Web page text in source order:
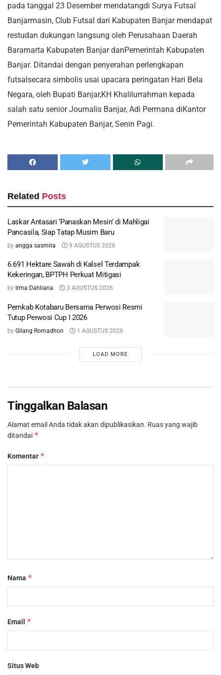
pada tanggal 23 Desember mendatangdi Surya Futsal
Banjarmasin, Club Futsal dari Kabupaten Banjar mendapat
restudan dukungan langsung oleh Perusahaan Daerah
Baramarta Kabupaten Banjar danPemerintah Kabupaten
Banjar. Ditandai dengan penyerahan perlengkapan
futsalsecara simbolis usai upacara peringatan Hari Bela
Negara, oleh Bupati Banjar,KH Khalilurrahman kepada
salah satu senior Journalis Banjar, Adi Permana diKantor
Pemerintah Kabupaten Banjar, Senin Pagi.
Related Posts
Laskar Antasari ‘Panaskan Mesin’ di Mahligai
Pancasila, Siap Tatap Musim Baru
by angga sasmita 9 AGUSTUS 2026
6.691 Hektare Sawah di Kalsel Terdampak
Kekeringan, BPTPH Perkuat Mitigasi
by Irma Dahliana 3 AGUSTUS 2026
Pemkab Kotabaru Bersama Perwosi Resmi
Tutup Perwosi Cup I 2026
by Gilang Romadhon 1 AGUSTUS 2026
LOAD MORE
Tinggalkan Balasan
Alamat email Anda tidak akan dipublikasikan. Ruas yang wajib
ditandai *
Komentar *
Nama *
Email *
Situs Web